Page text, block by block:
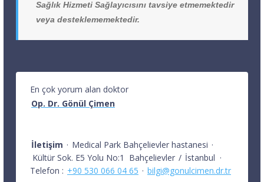
Sağlık Hizmeti Sağlayıcısını tavsiye etmemektedir
veya desteklememektedir.
En çok yorum alan doktor
Op. Dr. Gönül Çimen
İletişim · Medical Park Bahçelievler hastanesi ·
Kültür Sok. E5 Yolu No:1
Bahçelievler / İstanbul ·
Telefon : +90 530 066 04 65 · bilgi@gonulcimen.dr.tr